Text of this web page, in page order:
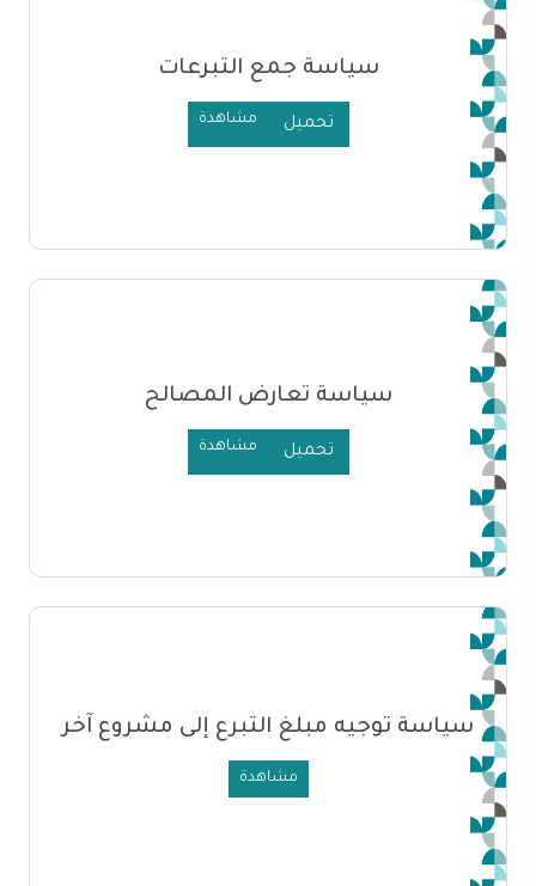
سياسة جمع التبرعات
تحميل مشاهدة
سياسة تعارض المصالح
تحميل مشاهدة
سياسة توجيه مبلغ التبرع إلى مشروع آخر
مشاهدة